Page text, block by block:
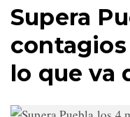
Supera
lo que va